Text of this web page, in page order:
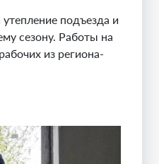
подъезда и
сезону. Работы на
из региона-